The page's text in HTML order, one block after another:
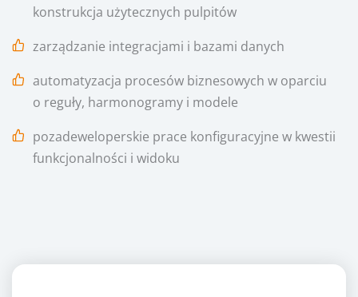
konstrukcja użytecznych pulpitów
zarządzanie integracjami i bazami danych
automatyzacja procesów biznesowych w oparciu
o reguły, harmonogramy i modele
pozadeweloperskie prace konfiguracyjne w kwestii
funkcjonalności i widoku